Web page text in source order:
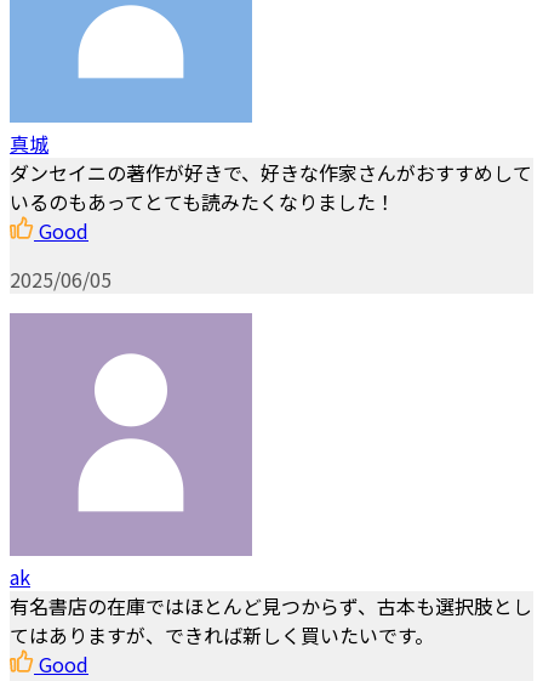
真城
ダンセイニの著作が好きで、好きな作家さんがおすすめして
いるのもあってとても読みたくなりました！
Good
2025/06/05
ak
有名書店の在庫ではほとんど見つからず、古本も選択肢とし
てはありますが、できれば新しく買いたいです。
Good